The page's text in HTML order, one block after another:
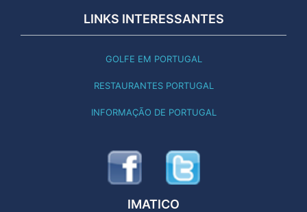
LINKS INTERESSANTES
GOLFE EM PORTUGAL
RESTAURANTES PORTUGAL
INFORMAÇÃO DE PORTUGAL
IMATICO